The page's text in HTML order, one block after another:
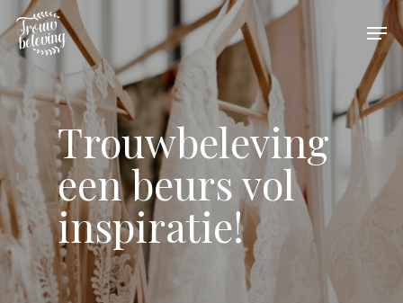
Hit enter to search or ESC to close
Trouwbeleving
een beurs vol
inspiratie!